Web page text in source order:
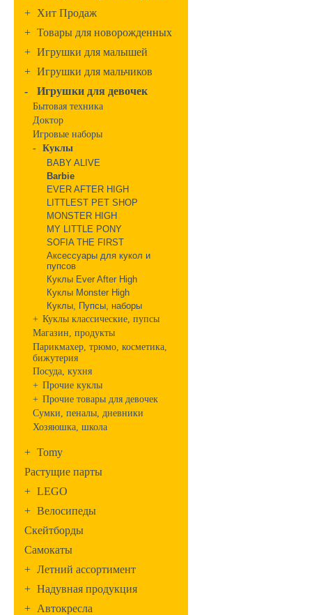
+ Хит Продаж
+ Товары для новорожденных
+ Игрушки для малышей
+ Игрушки для мальчиков
-
Игрушки для девочек
Бытовая техника
Доктор
Игровые наборы
- Куклы
BABY ALIVE
Barbie
EVER AFTER HIGH
LITTLEST PET SHOP
MONSTER HIGH
MY LITTLE PONY
SOFIA THE FIRST
Аксессуары для кукол и
пупсов
Куклы Ever After High
Куклы Monster High
Куклы, Пупсы, наборы
+ Куклы классические, пупсы
Магазин, продукты
Парикмахер, трюмо, косметика,
бижутерия
Посуда, кухня
+ Прочие куклы
+ Прочие товары для девочек
Сумки, пеналы, дневники
Хозяюшка, школа
+ Tomy
Растущие парты
+ LEGO
+ Велосипеды
Скейтборды
Самокаты
+ Летний ассортимент
+ Надувная продукция
+ Автокресла